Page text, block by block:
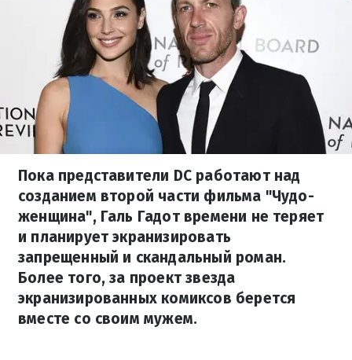
Пока представители DC работают над
созданием второй части фильма "Чудо-
женщина", Галь Гадот времени не теряет
и планирует экранизировать
запрещенный и скандальный роман.
Более того, за проект звезда
экранизированных комиксов берется
вместе со своим мужем.